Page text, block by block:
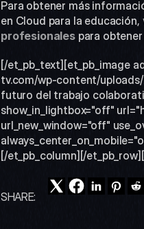
Para obtener más
en Cloud para la educación,
profesionales para obtener
[/et_pb_text][et_pb_image
tv.com/wp-content/uploads/
futuro del trabajo
show_in_lightbox="off"
url_new_window="off"
[/et_pb_column][/
SHARE: